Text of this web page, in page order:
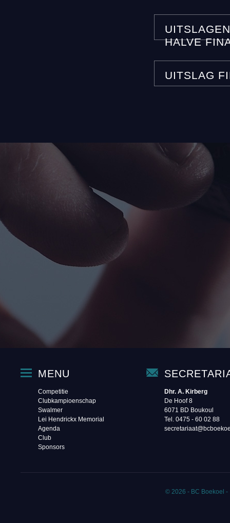
HALVE
UITSLAG
MENU
Competitie
Clubkampioenschap
Swalmer
Lei Hendrickx Memorial
Agenda
Club
Sponsors
Dhr. A. Kirberg
De Hoof 8
6071 BD Boukoul
Tel. 0475 - 60 02 88‬
© 2026 - BC Boekoel